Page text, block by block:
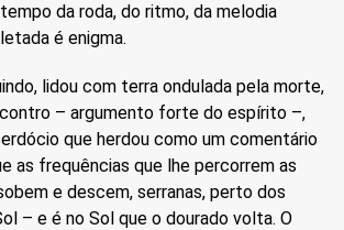
da roda, do ritmo, da melodia
é enigma.
lidou com terra ondulada pela morte,
– argumento forte do espírito –,
que herdou como um comentário
as frequências que lhe percorrem as
e descem, serranas, perto dos
– e é no Sol que o dourado volta. O